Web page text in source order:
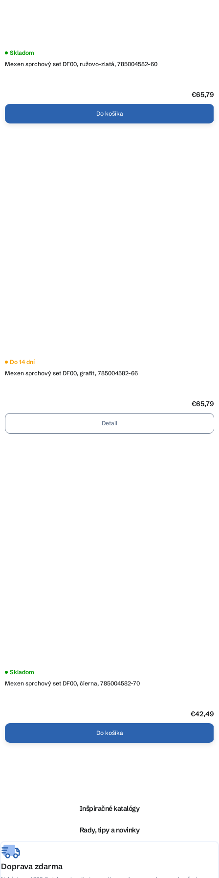
Mexen sprchový set DF00, ružovo-zlatá, 785004582-60
Skladom
€65,79
Do košíka
Mexen sprchový set DF00, grafit, 785004582-66
Do 14 dní
€65,79
Detail
Mexen sprchový set DF00, čierna, 785004582-70
Skladom
€42,49
Do košíka
e
Inšpiračné katalógy
Rady, tipy a novinky
Doprava zdarma